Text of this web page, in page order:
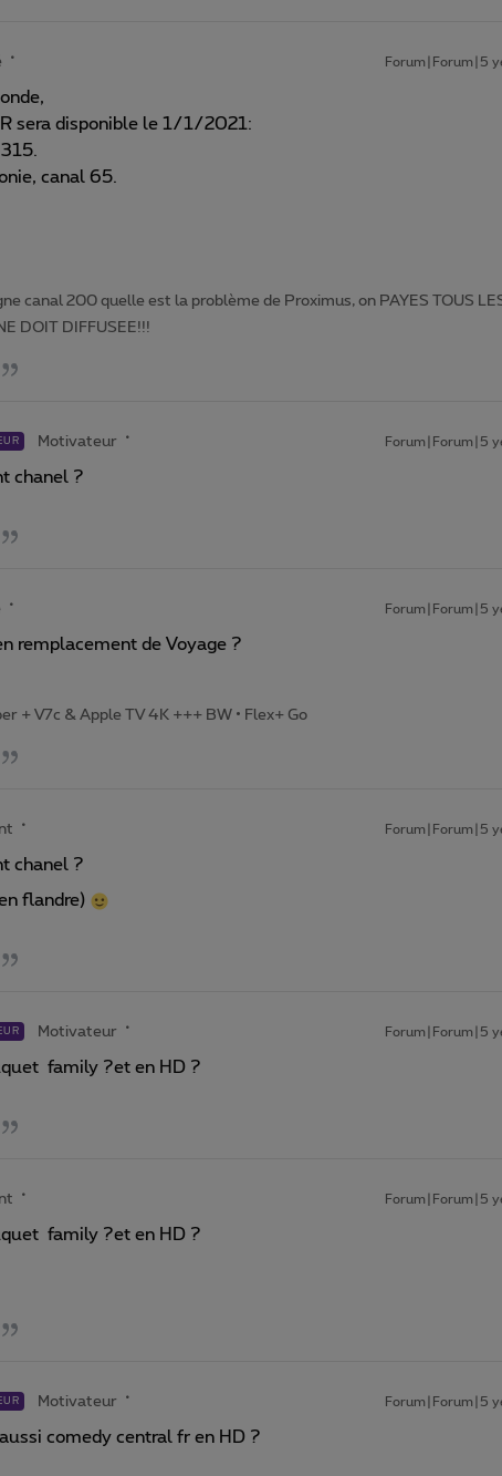
Forum|Forum|5
sera disponible le 1/1/2021:
canal 65.
canal 200 quelle est la problème de Proximus, on PAYES TOUS
DOIT DIFFUSEE!!!
Motivateur Forum|Forum|5
chanel ?
Forum|Forum|5
remplacement de Voyage ?
+ V7c & Apple TV 4K +++ BW • Flex+ Go
Forum|Forum|5
chanel ?
flandre)
Motivateur Forum|Forum|5
family ?et en HD ?
Forum|Forum|5
family ?et en HD ?
Motivateur Forum|Forum|5
comedy central fr en HD ?